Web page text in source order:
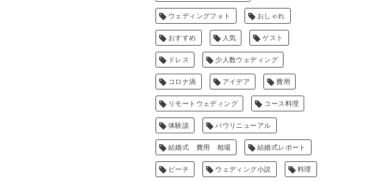
ウェディングフォト おしゃれ
おすすめ 人気 ゲスト
ドレス 少人数ウェディング
コロナ渦 アイデア 費用
リモートウェディング コース料理
体験談 バウリニューアル
結婚式 費用 相場 結婚式レポート
ビーチ ウェディング小説 料理